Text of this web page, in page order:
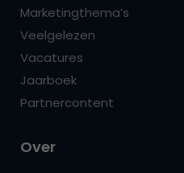
Marketingthema’s
Veelgelezen
Vacatures
Jaarboek
Partnercontent
Over